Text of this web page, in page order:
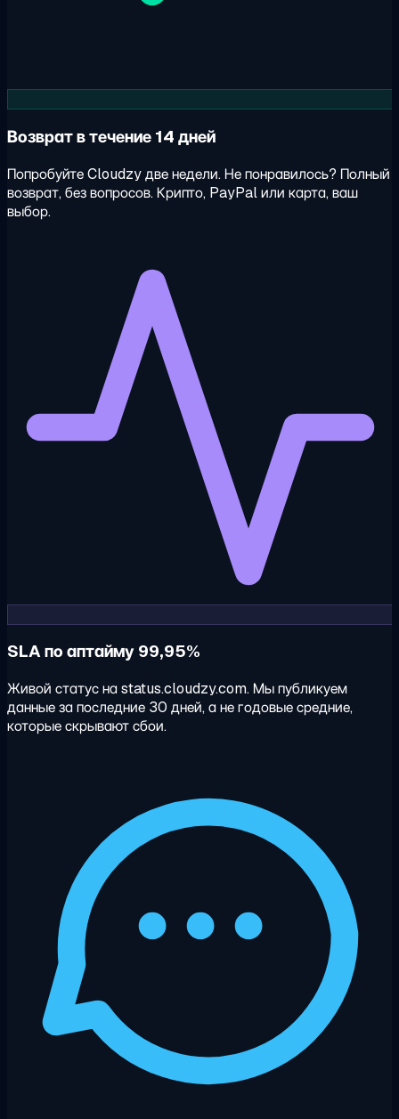
Возврат в течение 14 дней
Попробуйте Cloudzy две недели. Не понравилось? Полный
возврат, без вопросов. Крипто, PayPal или карта, ваш
выбор.
SLA по аптайму 99,95%
Живой статус на status.cloudzy.com. Мы публикуем
данные за последние 30 дней, а не годовые средние,
которые скрывают сбои.